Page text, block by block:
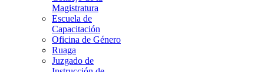
Magistratura
Escuela de
Capacitación
Oficina de Género
Ruaga
Juzgado de